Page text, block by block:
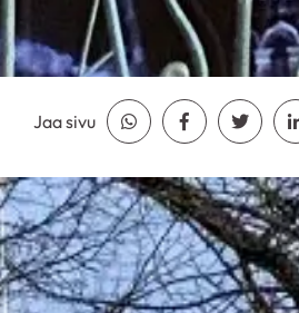
Jaa sivu Jaa Whatsapp
Jaa Facebook
Jaa